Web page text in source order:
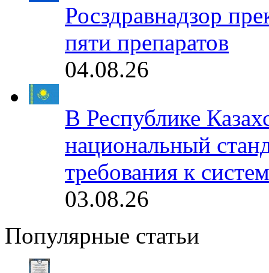
Росздравнадзор
пяти препаратов
04.08.26
В Республике
национальный
требования к
03.08.26
Популярные статьи